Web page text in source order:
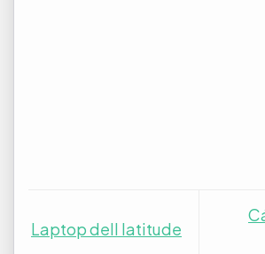
Laptop dell latitude